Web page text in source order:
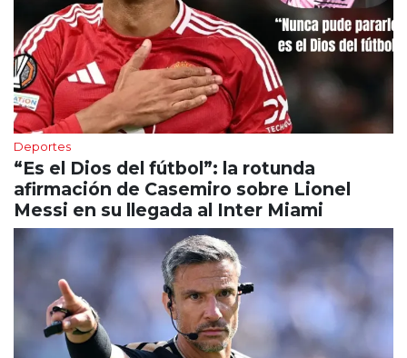
Deportes
“Es el Dios del fútbol”: la rotunda
afirmación de Casemiro sobre Lionel
Messi en su llegada al Inter Miami